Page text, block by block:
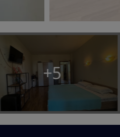
+5
всички:
като например
и съдържание от трети
избора:
онези бисквитки или
сте избрали чрез